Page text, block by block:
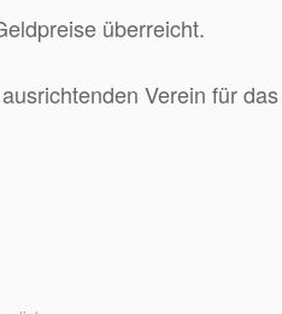
überreicht.
Verein für